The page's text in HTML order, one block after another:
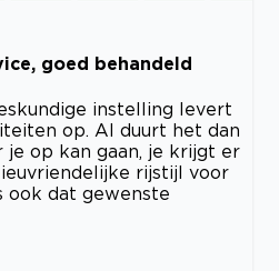
goed behandeld
instelling levert
op. Al duurt het dan
je op kan gaan, je krijgt er
rijstijl voor
ook dat gewenste